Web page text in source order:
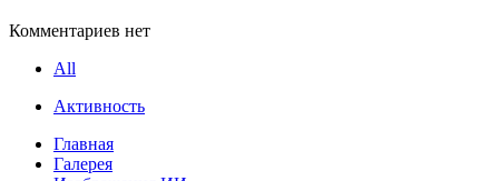
Комментариев нет
All
Активность
Главная
Галерея